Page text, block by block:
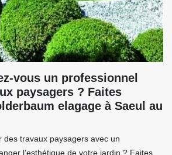
vous un professionnel
paysagers ? Faites
elagage à Saeul au
des travaux paysagers avec un
l’esthétique de votre jardin ? Faites